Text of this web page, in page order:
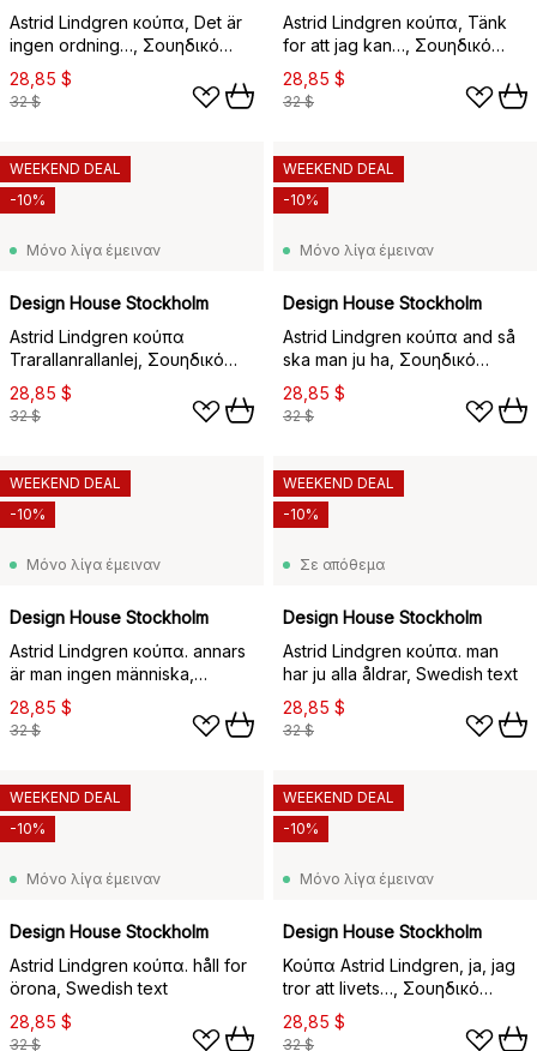
Astrid Lindgren κούπα, Det är
ingen ordning…, Σουηδικό
κείμενο
28,85 $
32 $
Astrid Lindgren κούπα, Tänk
for att jag kan…, Σουηδικό
κείμενο
28,85 $
32 $
Μόνο λίγα έμειναν
Design House Stockholm
Astrid Lindgren κούπα
Trarallanrallanlej, Σουηδικό
κείμενο
28,85 $
32 $
WEEKEND DEAL
-10%
Μόνο λίγα έμειναν
Design House Stockholm
Astrid Lindgren κούπα and så
ska man ju ha, Σουηδικό
κείμενο
28,85 $
32 $
WEEKEND DEAL
-10%
Μόνο λίγα έμειναν
Design House Stockholm
Astrid Lindgren κούπα. annars
är man ingen människa,
Σουηδικό κείμενο
28,85 $
32 $
WEEKEND DEAL
-10%
Σε απόθεμα
Design House Stockholm
Astrid Lindgren κούπα. man
har ju alla åldrar, Swedish text
28,85 $
32 $
WEEKEND DEAL
-10%
Μόνο λίγα έμειναν
Design House Stockholm
Astrid Lindgren κούπα. håll for
örona, Swedish text
28,85 $
32 $
WEEKEND DEAL
-10%
Μόνο λίγα έμειναν
Design House Stockholm
Κούπα Astrid Lindgren, ja, jag
tror att livets…, Σουηδικό
κείμενο
28,85 $
32 $
WEEKEND DEAL
-10%